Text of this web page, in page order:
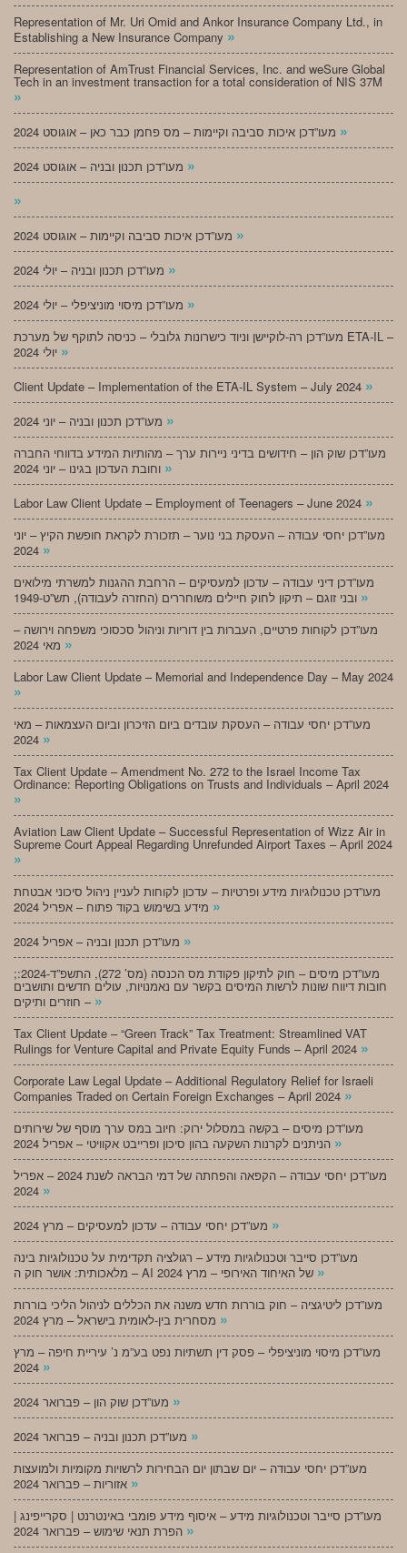
Representation of Mr. Uri Omid and Ankor Insurance Company Ltd., in
Establishing a New Insurance Company »
Representation of AmTrust Financial Services, Inc. and weSure Global
Tech in an investment transaction for a total consideration of NIS 37M
»
»
»
»
»
»
»
מעו”דכן רה-לוקיישן וניוד כישרונות גלובלי – כניסה לתוקף של מערכת ETA-IL –
»
Client Update – Implementation of the ETA-IL System – July 2024 »
»
מעו”דכן שוק הון – חידושים בדיני ניירות ערך – מהותיות המידע בדווחי החברה
»
Labor Law Client Update – Employment of Teenagers – June 2024 »
מעו”דכן יחסי עבודה – העסקת בני נוער – תזכורת לקראת חופשת הקיץ – יוני
»
מעו”דכן דיני עבודה – עדכון למעסיקים – הרחבת ההגנות למשרתי מילואים
»
מעו”דכן לקוחות פרטיים, העברות בין דוריות וניהול סכסוכי משפחה וירושה –
»
Labor Law Client Update – Memorial and Independence Day – May 2024
»
מעו”דכן יחסי עבודה – העסקת עובדים ביום הזיכרון וביום העצמאות – מאי
»
Tax Client Update – Amendment No. 272 to the Israel Income Tax
Ordinance: Reporting Obligations on Trusts and Individuals – April 2024
»
Aviation Law Client Update – Successful Representation of Wizz Air in
Supreme Court Appeal Regarding Unrefunded Airport Taxes – April 2024
»
מעו”דכן טכנולוגיות מידע ופרטיות – עדכון לקוחות לעניין ניהול סיכוני אבטחת
»
»
;מעו”דכן מיסים – חוק לתיקון פקודת מס הכנסה (מס’ 272), התשפ”ד-2024:
חובות דיווח שונות לרשות המיסים בקשר עם נאמנויות, עולים חדשים ותושבים
חוזרים ותיקים – »
Tax Client Update – “Green Track” Tax Treatment: Streamlined VAT
Rulings for Venture Capital and Private Equity Funds – April 2024 »
Corporate Law Legal Update – Additional Regulatory Relief for Israeli
Companies Traded on Certain Foreign Exchanges – April 2024 »
מעו”דכן מיסים – בקשה במסלול ירוק: חיוב במס ערך מוסף של שירותים
»
מעו”דכן יחסי עבודה – הקפאה והפחתה של דמי הבראה לשנת 2024 – אפריל
»
»
מעו”דכן סייבר וטכנולוגיות מידע – רגולציה תקדימית על טכנולוגיות בינה
»
מעו”דכן ליטיגציה – חוק בוררות חדש משנה את הכללים לניהול הליכי בוררות
»
מעו”דכן מיסוי מוניציפלי – פסק דין תשתיות נפט בע”מ נ’ עיריית חיפה – מרץ
»
»
»
מעו”דכן יחסי עבודה – יום שבתון יום הבחירות לרשויות מקומיות ולמועצות
»
מעו”דכן סייבר וטכנולוגיות מידע – איסוף מידע פומבי באינטרנט | סקרייפינג |
»